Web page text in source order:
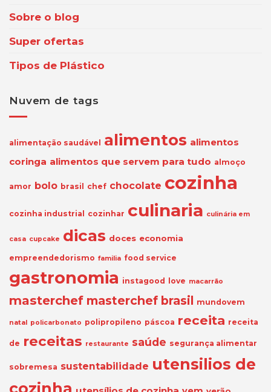
Sobre o blog
Super ofertas
Tipos de Plástico
Nuvem de tags
alimentação saudável alimentos alimentos
coringa alimentos que servem para tudo almoço
amor bolo brasil chef chocolate cozinha
cozinha industrial cozinhar culinaria culinária em
casa cupcake dicas doces economia
empreendedorismo familia food service
gastronomia instagood love macarrão
masterchef masterchef brasil mundovem
natal policarbonato polipropileno páscoa receita receita
de receitas restaurante saúde segurança alimentar
sobremesa sustentabilidade utensilios de
cozinha